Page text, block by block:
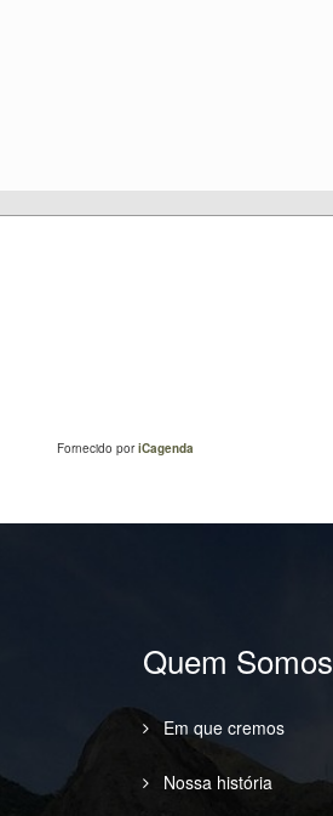
Fornecido poriCagenda
Quem Somos
Em que cremos
Nossa história